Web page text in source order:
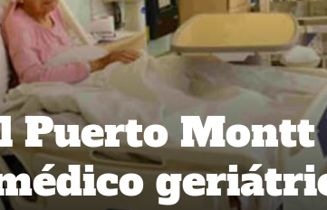
Puerto